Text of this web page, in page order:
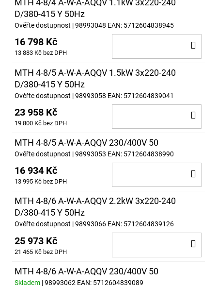
MTH 4-8/4 A-W-A-AQQV 1.1kW 3x220-240
D/380-415 Y 50Hz
Ověřte dostupnost | 98993048 EAN: 5712604838945
16 798 Kč
13 883 Kč bez DPH
MTH 4-8/5 A-W-A-AQQV 1.5kW 3x220-240
D/380-415 Y 50Hz
Ověřte dostupnost | 98993058 EAN: 5712604839041
23 958 Kč
19 800 Kč bez DPH
MTH 4-8/5 A-W-A-AQQV 230/400V 50
Ověřte dostupnost | 98993053 EAN: 5712604838990
16 934 Kč
13 995 Kč bez DPH
MTH 4-8/6 A-W-A-AQQV 2.2kW 3x220-240
D/380-415 Y 50Hz
Ověřte dostupnost | 98993066 EAN: 5712604839126
25 973 Kč
21 465 Kč bez DPH
MTH 4-8/6 A-W-A-AQQV 230/400V 50
Skladem | 98993062 EAN: 5712604839089